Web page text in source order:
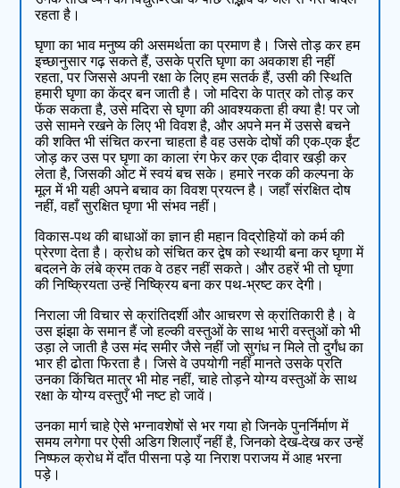
रहता है।
घृणा का भाव मनुष्य की असमर्थता का प्रमाण है। जिसे तोड़ कर हम
इच्छानुसार गढ़ सकते हैं, उसके प्रति घृणा का अवकाश ही नहीं
रहता, पर जिससे अपनी रक्षा के लिए हम सतर्क हैं, उसी की स्थिति
हमारी घृणा का केंद्र बन जाती है। जो मदिरा के पात्र को तोड़ कर
फेंक सकता है, उसे मदिरा से घृणा की आवश्यकता ही क्या है! पर जो
उसे सामने रखने के लिए भी विवश है, और अपने मन में उससे बचने
की शक्ति भी संचित करना चाहता है वह उसके दोषों की एक-एक ईंट
जोड़ कर उस पर घृणा का काला रंग फेर कर एक दीवार खड़ी कर
लेता है, जिसकी ओट में स्वयं बच सके। हमारे नरक की कल्पना के
मूल में भी यही अपने बचाव का विवश प्रयत्न है। जहाँ संरक्षित दोष
नहीं, वहाँ सुरक्षित घृणा भी संभव नहीं।
विकास-पथ की बाधाओं का ज्ञान ही महान विद्रोहियों को कर्म की
प्रेरणा देता है। क्रोध को संचित कर द्वेष को स्थायी बना कर घृणा में
बदलने के लंबे क्रम तक वे ठहर नहीं सकते। और ठहरें भी तो घृणा
की निष्क्रियता उन्हें निष्क्रिय बना कर पथ-भ्रष्ट कर देगी।
निराला जी विचार से क्रांतिदर्शी और आचरण से क्रांतिकारी है। वे
उस झंझा के समान हैं जो हल्की वस्तुओं के साथ भारी वस्तुओं को भी
उड़ा ले जाती है उस मंद समीर जैसे नहीं जो सुगंध न मिले तो दुर्गंध का
भार ही ढोता फिरता है। जिसे वे उपयोगी नहीं मानते उसके प्रति
उनका किंचित मात्र भी मोह नहीं, चाहे तोड़ने योग्य वस्तुओं के साथ
रक्षा के योग्य वस्तुएँ भी नष्ट हो जावें।
उनका मार्ग चाहे ऐसे भग्नावशेषों से भर गया हो जिनके पुनर्निर्माण में
समय लगेगा पर ऐसी अडिग शिलाएँ नहीं है, जिनको देख-देख कर उन्हें
निष्फल क्रोध में दाँत पीसना पड़े या निराश पराजय में आह भरना
पड़े।